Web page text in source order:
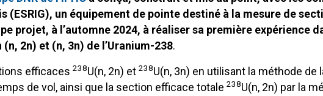
(ESRIG), un équipement de pointe destiné à la mesure de
projet, à l’automne 2024, à réaliser sa première expérience
2n) et (n, 3n) de l’Uranium-238.
efficaces 238U(n, 2n) et 238U(n, 3n) en utilisant la méthode de
de vol, ainsi que la section efficace totale 238U(n, 2n) par la